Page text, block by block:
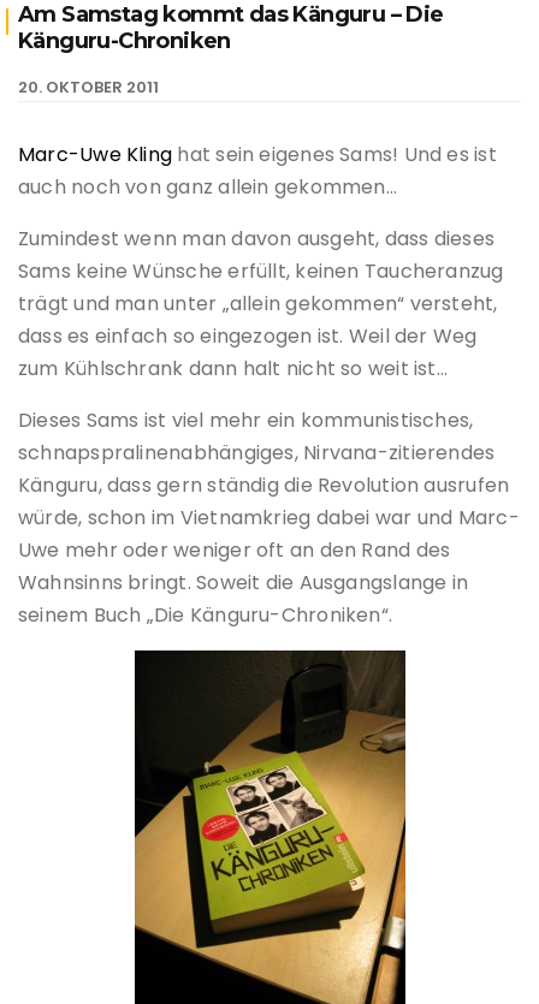
Am Samstag kommt das Känguru – Die
Känguru-Chroniken
20. OKTOBER 2011
Marc-Uwe Kling hat sein eigenes Sams! Und es ist
auch noch von ganz allein gekommen…
Zumindest wenn man davon ausgeht, dass dieses
Sams keine Wünsche erfüllt, keinen Taucheranzug
trägt und man unter „allein gekommen“ versteht,
dass es einfach so eingezogen ist. Weil der Weg
zum Kühlschrank dann halt nicht so weit ist…
Dieses Sams ist viel mehr ein kommunistisches,
schnapspralinenabhängiges, Nirvana-zitierendes
Känguru, dass gern ständig die Revolution ausrufen
würde, schon im Vietnamkrieg dabei war und Marc-
Uwe mehr oder weniger oft an den Rand des
Wahnsinns bringt. Soweit die Ausgangslange in
seinem Buch „Die Känguru-Chroniken“.